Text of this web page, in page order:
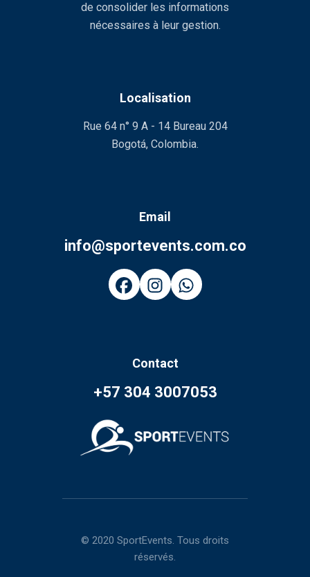
de consolider les informations
nécessaires à leur gestion.
Localisation
Rue 64 n° 9 A - 14 Bureau 204
Bogotá, Colombia.
Email
info@sportevents.com.co
Contact
+57 304 3007053
© 2020 SportEvents. Tous droits
réservés.